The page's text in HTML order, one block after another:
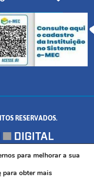
RESERVADOS.
FORMIGA/MG - CEP:
para melhorar a sua
para obter mais